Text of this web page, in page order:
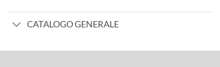
CATALOGO GENERALE